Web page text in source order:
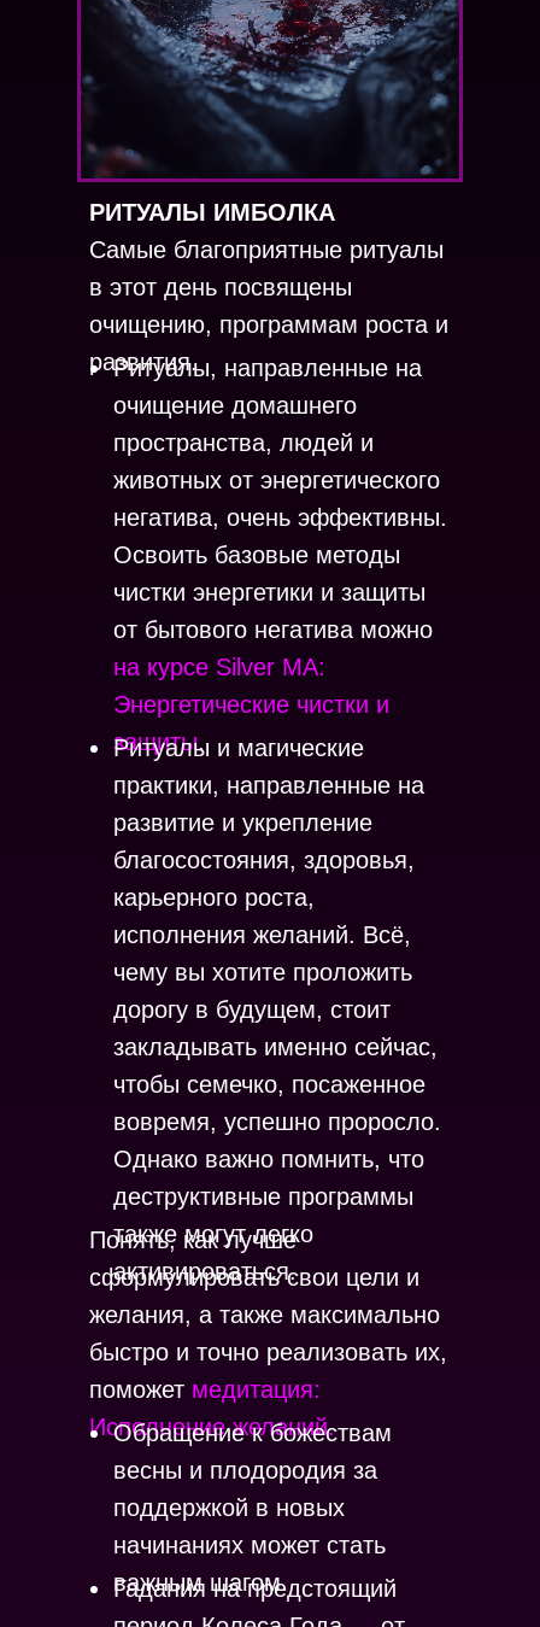
Самые благоприятные ритуалы
в этот день посвящены
очищению, программам роста и
развития.
Ритуалы, направленные на
очищение домашнего
пространства, людей и
животных от энергетического
негатива, очень эффективны.
Освоить базовые методы
чистки энергетики и защиты
от бытового негатива можно
на курсе Silver MA:
Энергетические чистки и
защиты.
РИТУАЛЫ ИМБОЛКА
Ритуалы и магические
практики, направленные на
развитие и укрепление
благосостояния, здоровья,
карьерного роста,
исполнения желаний. Всё,
чему вы хотите проложить
дорогу в будущем, стоит
закладывать именно сейчас,
чтобы семечко, посаженное
вовремя, успешно проросло.
Однако важно помнить, что
деструктивные программы
также могут легко
активироваться.
Понять, как лучше
сформулировать свои цели и
желания, а также максимально
быстро и точно реализовать их,
поможет медитация:
Исполнение желаний.
Обращение к божествам
весны и плодородия за
поддержкой в новых
начинаниях может стать
важным шагом.
Гадания на предстоящий